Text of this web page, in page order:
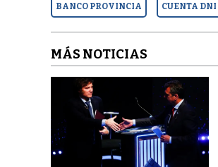
BANCO PROVINCIA CUENTA DNI
MÁS NOTICIAS